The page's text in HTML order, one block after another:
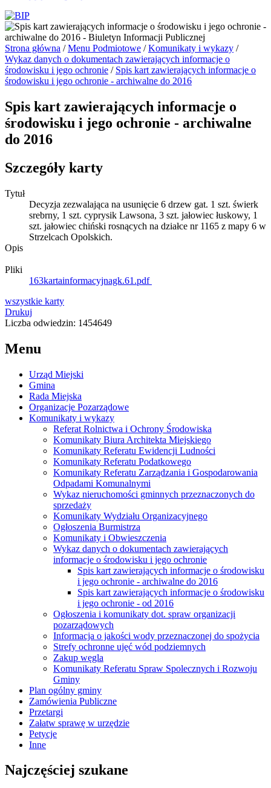
Strona główna /Menu Podmiotowe /Komunikaty i wykazy /
Wykaz danych o dokumentach zawierających informacje o
środowisku i jego ochronie / Spis kart zawierających informacje o
środowisku i jego ochronie - archiwalne do 2016
Spis kart zawierających informacje o
środowisku i jego ochronie - archiwalne
do 2016
Szczegóły karty
Tytuł
Decyzja zezwalająca na usunięcie 6 drzew gat. 1 szt. świerk
srebrny, 1 szt. cyprysik Lawsona, 3 szt. jałowiec łuskowy, 1
szt. jałowiec chiński rosnących na działce nr 1165 z mapy 6 w
Strzelcach Opolskich.
Opis
Pliki
163kartainformacyjnagk.61.pdf
wszystkie karty
Drukuj
Liczba odwiedzin: 1454649
Menu
Urząd Miejski
Gmina
Rada Miejska
Organizacje Pozarządowe
Komunikaty i wykazy
Referat Rolnictwa i Ochrony Środowiska
Komunikaty Biura Architekta Miejskiego
Komunikaty Referatu Ewidencji Ludności
Komunikaty Referatu Podatkowego
Komunikaty Referatu Zarządzania i Gospodarowania
Odpadami Komunalnymi
Wykaz nieruchomości gminnych przeznaczonych do
sprzedaży
Komunikaty Wydziału Organizacyjnego
Ogłoszenia Burmistrza
Komunikaty i Obwieszczenia
Wykaz danych o dokumentach zawierających
informacje o środowisku i jego ochronie
Spis kart zawierających informacje o środowisku
i jego ochronie - archiwalne do 2016
Spis kart zawierających informacje o środowisku
i jego ochronie - od 2016
Ogłoszenia i komunikaty dot. spraw organizacji
pozarządowych
Informacja o jakości wody przeznaczonej do spożycia
Strefy ochronne ujęć wód podziemnych
Zakup węgla
Komunikaty Referatu Spraw Spolecznych i Rozwoju
Gminy
Plan ogólny gminy
Zamówienia Publiczne
Przetargi
Załatw sprawę w urzędzie
Petycje
Inne
Najczęściej szukane